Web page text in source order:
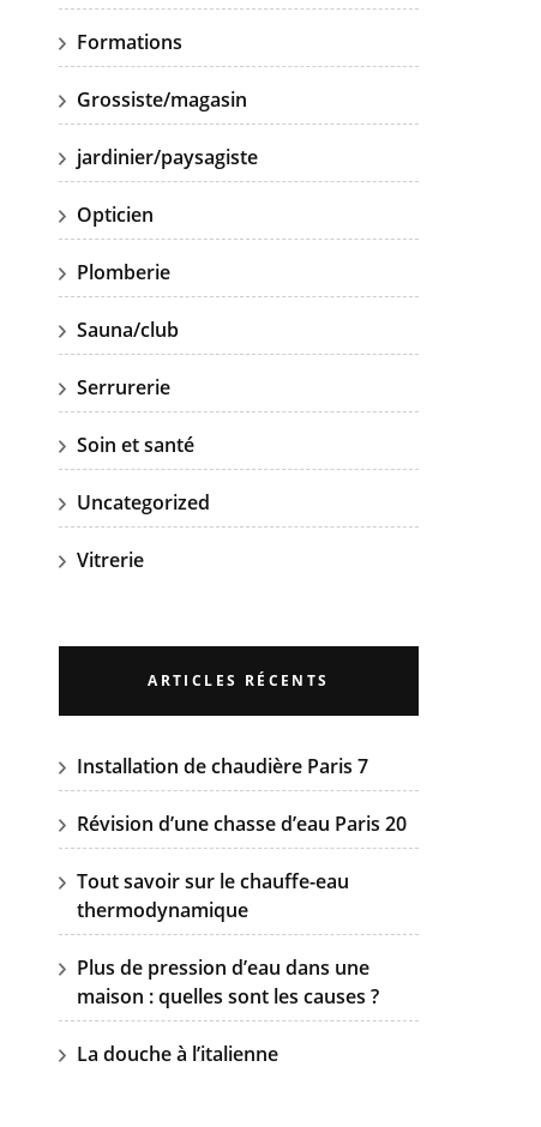
Formations
Grossiste/magasin
jardinier/paysagiste
Opticien
Plomberie
Sauna/club
Serrurerie
Soin et santé
Uncategorized
Vitrerie
ARTICLES RÉCENTS
Installation de chaudière Paris 7
Révision d’une chasse d’eau Paris 20
Tout savoir sur le chauffe-eau
thermodynamique
Plus de pression d’eau dans une
maison : quelles sont les causes ?
La douche à l’italienne